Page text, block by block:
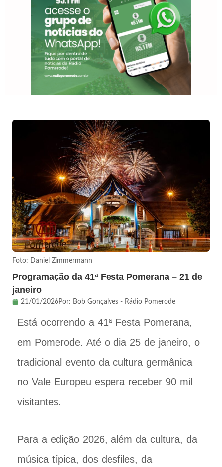
Foto: Daniel Zimmermann
Programação da 41ª Festa Pomerana – 21 de
janeiro
21/01/2026Por: Bob Gonçalves - Rádio Pomerode
Está ocorrendo a 41ª Festa Pomerana,
em Pomerode. Até o dia 25 de janeiro, o
tradicional evento da cultura germânica
no Vale Europeu espera receber 90 mil
visitantes.
Para a edição 2026, além da cultura, da
música típica, dos desfiles, da